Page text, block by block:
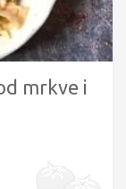
mrkve i